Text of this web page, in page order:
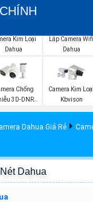
Kim Loại
Dahua
Lắp Camera Wifi
Dahua
Chống
3D-DNR
Camera Kim Loại
Kbvison
Dahua Giá Rẻ
Dahua